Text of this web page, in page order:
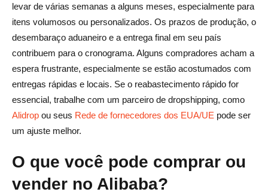
levar de várias semanas a alguns meses, especialmente para
itens volumosos ou personalizados. Os prazos de produção, o
desembaraço aduaneiro e a entrega final em seu país
contribuem para o cronograma. Alguns compradores acham a
espera frustrante, especialmente se estão acostumados com
entregas rápidas e locais. Se o reabastecimento rápido for
essencial, trabalhe com um parceiro de dropshipping, como
Alidrop ou seus Rede de fornecedores dos EUA/UE pode ser
um ajuste melhor.
O que você pode comprar ou
vender no Alibaba?